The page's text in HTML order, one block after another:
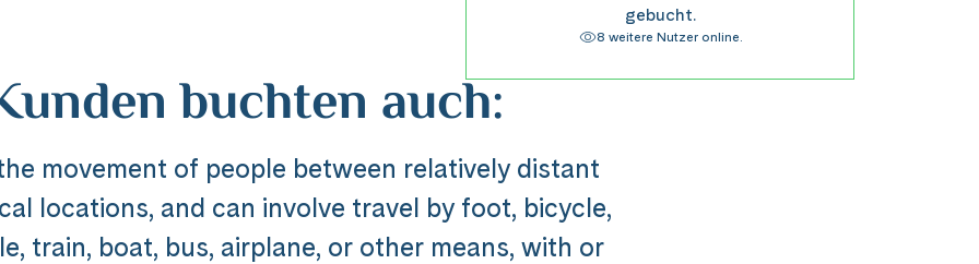
gebucht.
8 weitere Nutzer online.
buchten auch:
movement of people between relatively distant
locations, and can involve travel by foot, bicycle,
train, boat, bus, airplane, or other means, with or